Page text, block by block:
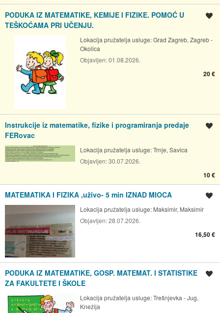
PODUKA IZ MATEMATIKE, KEMIJE I FIZIKE. POMOĆ U
TEŠKOĆAMA PRI UČENJU.
Lokacija pružatelja usluge:Grad Zagreb, Zagreb -
Okolica
Objavljen:01.08.2026.
20 €
Instrukcije iz matematike, fizike i programiranja predaje
FERovac
Lokacija pružatelja usluge:Trnje, Savica
Objavljen:30.07.2026.
10 €
MATEMATIKA I FIZIKA ,uživo- 5 min IZNAD MIOCA
Lokacija pružatelja usluge: Maksimir, Maksimir
Objavljen:28.07.2026.
16,50 €
PODUKA IZ MATEMATIKE, GOSP. MATEMAT. I STATISTIKE
ZA FAKULTETE I ŠKOLE
Lokacija pružatelja usluge:Trešnjevka - Jug,
Knežija